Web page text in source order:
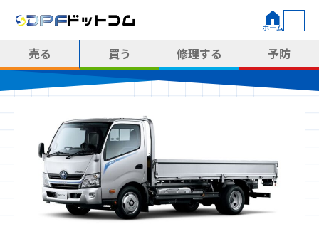
売る 買う 修理する 予防